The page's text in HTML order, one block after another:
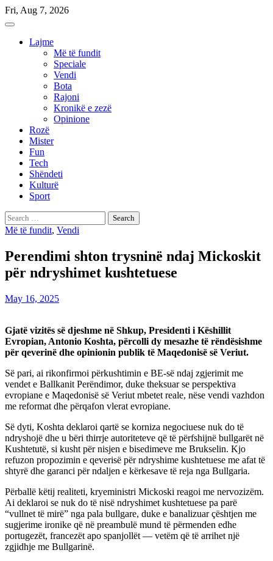
Skip
to
Fri, Aug 7, 2026
Lajme
Më të fundit
Speciale
Vendi
Bota
Rajoni
Kronikë e zezë
Opinione
Rozë
Mister
Fun
Tech
Shëndeti
Kulturë
Sport
Search
for:
Më të fundit, Vendi
Perendimi shton trysninë ndaj Mickoskit
për ndryshimet kushtetuese
May 16, 2025
Gjatë vizitës së djeshme në Shkup, Presidenti i Këshillit
Evropian, Antonio Koshta, përcolli dy mesazhe të rëndësishme
për qeverinë dhe opinionin publik të Maqedonisë së Veriut.
Së pari, ai rikonfirmoi përkushtimin e BE-së ndaj zgjerimit me
vendet e Ballkanit Perëndimor, duke theksuar se perspektiva
evropiane e Maqedonisë së Veriut mbetet reale, nëse vendi vazhdon
me reformat dhe përqafon vlerat evropiane.
Së dyti, Koshta deklaroi qartë se korniza negociuese nuk do të
ndryshojë dhe u bëri thirrje autoriteteve që të përfshijnë bullgarët në
Kushtetutë, si kusht për nisjen e bisedimeve me Brukselin. Kjo
refuzon propozimin e qeverisë për ndryshime kushtetuese me afat të
shtyrë dhe garanci për ndaljen e kërkesave të reja nga Bullgaria.
Përballë këtij realiteti, kryeministri Mickoski reagoi me nervozizëm.
Ai deklaroi se nuk do të nisë ndryshimet kushtetuese pa parë
“vullnet të mirë” nga pala bullgare, duke e banalizuar çështjen me
sugjerime ironike që në preambulë mund të përmenden edhe
portugezët, francezët apo spanjollët — vetëm që të arrihet një
zgjidhje me Bullgarinë.